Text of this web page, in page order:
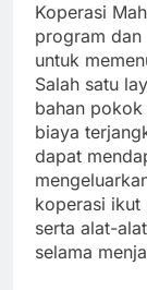
Koperasi
program
untuk
Salah satu
bahan
biaya
dapat
koperasi ikut
serta alat-
selama